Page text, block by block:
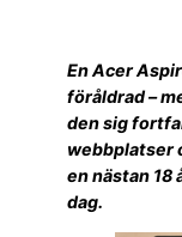
En Acer
föråldrad –
den sig
webbplatser
en nästan 18
dag.